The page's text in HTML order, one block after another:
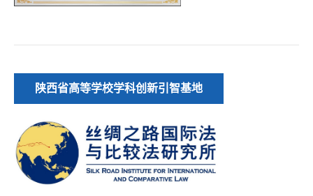
陕西省高等学校学科创新引智基地